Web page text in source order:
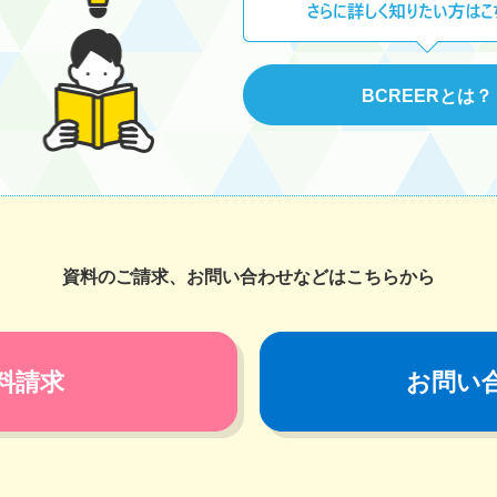
BCREERとは？
資料のご請求、お問い合わせなどはこちらから
請求 お問い